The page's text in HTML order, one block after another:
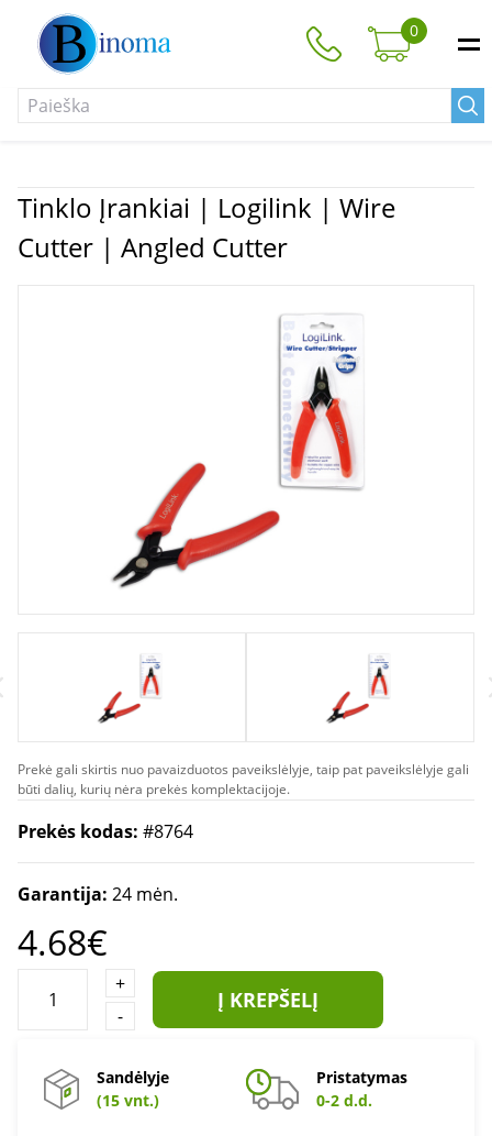
0
Tinklo Įrankiai | Logilink | Wire
Cutter | Angled Cutter
Prekė gali skirtis nuo pavaizduotos paveikslėlyje, taip pat paveikslėlyje gali
būti dalių, kurių nėra prekės komplektacijoje.
Prekės kodas: #8764
Garantija: 24 mėn.
4.68€
+
-
Į KREPŠELĮ
Sandėlyje
(15 vnt.)
Pristatymas
0-2 d.d.